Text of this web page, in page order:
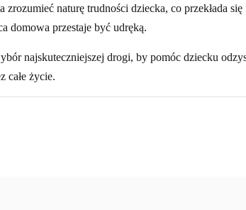
naturę trudności dziecka, co przekłada się
domowa przestaje być udręką.
najskuteczniejszej drogi, by pomóc dziecku
całe życie.